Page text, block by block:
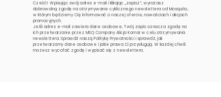
Cześć! Wpisując swój adres e-mail i klikając „zapisz”, wyrażasz
dobrowolną zgodę na otrzymywanie cyklicznego newslettera od Mosquito,
w którym będziemy Cię informować o naszej ofercie, nowościach i akcjach
promocyjnych.
Jeśli adres e-mail zawiera dane osobowe, Twój zapis oznacza zgodę na
ich przetwarzanie przez MSQ Company Alicja Komar w celu otrzymywania
newslettera. Sprawdź naszą Politykę Prywatnościi sprawdź, jak
przetwarzamy dane osobowe i jakie prawa Ci przysługują. W każdej chwili
możesz wycofać zgodę i wypisać się z newslettera.